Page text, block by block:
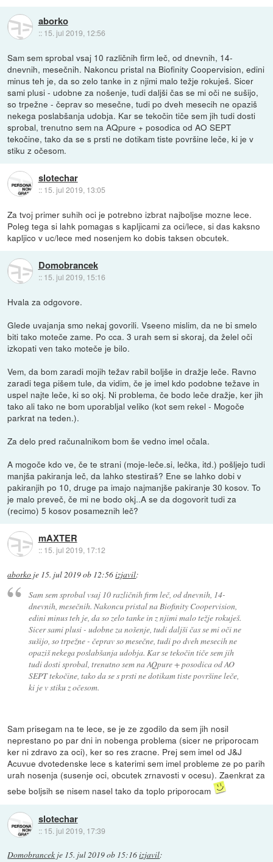
aborko
:: 15. jul 2019, 12:56
Sam sem sprobal vsaj 10 različnih firm leč, od dnevnih, 14-
dnevnih, mesečnih. Nakoncu pristal na Biofinity Coopervision, edini
minus teh je, da so zelo tanke in z njimi malo težje rokuješ. Sicer
sami plusi - udobne za nošenje, tudi daljši čas se mi oči ne sušijo,
so trpežne - čeprav so mesečne, tudi po dveh mesecih ne opaziš
nekega poslabšanja udobja. Kar se tekočin tiče sem jih tudi dosti
sprobal, trenutno sem na AQpure + posodica od AO SEPT
tekočine, tako da se s prsti ne dotikam tiste površine leče, ki je v
stiku z očesom.
slotechar
:: 15. jul 2019, 13:05
Za tvoj primer suhih oci je potrebno izbrat najboljse mozne lece.
Poleg tega si lahk pomagas s kapljicami za oci/lece, si das kaksno
kapljico v uc/lece med nosenjem ko dobis taksen obcutek.
Domobrancek
:: 15. jul 2019, 15:16
Hvala za odgovore.
Glede uvajanja smo nekaj govorili. Vseeno mislim, da ne bi smelo
biti tako moteče zame. Po cca. 3 urah sem si skoraj, da želel oči
izkopati ven tako moteče je bilo.
Vem, da bom zaradi mojih težav rabil boljše in dražje leče. Ravno
zaradi tega pišem tule, da vidim, če je imel kdo podobne težave in
uspel najte leče, ki so okj. Ni problema, če bodo leče dražje, ker jih
tako ali tako ne bom uporabljal veliko (kot sem rekel - Mogoče
parkrat na teden.).
Za delo pred računalnikom bom še vedno imel očala.
A mogoče kdo ve, če te strani (moje-leče.si, lečka, itd.) pošljejo tudi
manjša pakiranja leč, da lahko stestiraš? Ene se lahko dobi v
pakiranjih po 10, druge pa imajo najmanjše pakiranje 30 kosov. To
je malo preveč, če mi ne bodo okj..A se da dogovorit tudi za
(recimo) 5 kosov posameznih leč?
mAXTER
:: 15. jul 2019, 17:12
aborko je 15. jul 2019 ob 12:56izjavil:
Sam sem sprobal vsaj 10 različnih firm leč, od dnevnih, 14-
dnevnih, mesečnih. Nakoncu pristal na Biofinity Coopervision,
edini minus teh je, da so zelo tanke in z njimi malo težje rokuješ.
Sicer sami plusi - udobne za nošenje, tudi daljši čas se mi oči ne
sušijo, so trpežne - čeprav so mesečne, tudi po dveh mesecih ne
opaziš nekega poslabšanja udobja. Kar se tekočin tiče sem jih
tudi dosti sprobal, trenutno sem na AQpure + posodica od AO
SEPT tekočine, tako da se s prsti ne dotikam tiste površine leče,
ki je v stiku z očesom.
Sam prisegam na te lece, se je ze zgodilo da sem jih nosil
neprestano po par dni in nobenga problema (sicer ne priporocam
ker ni zdravo za oci), ker so res zracne. Prej sem imel od J&J
Acuvue dvotedenske lece s katerimi sem imel probleme ze po parih
urah nosenja (susenje oci, obcutek zrnavosti v ocesu). Zaenkrat za
sebe boljsih se nisem nasel tako da toplo priporocam
slotechar
:: 15. jul 2019, 17:39
Domobrancek je 15. jul 2019 ob 15:16izjavil: